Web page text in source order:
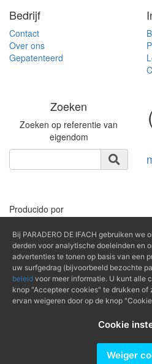
Bedrijf
Contact
Over ons
Gepatenteerd
Zoeken
Zoeken op referentie van
eigendom
Producido por
Bij PARADERO DE IFACH gebruiken
derden voor analytische doeleinden en
advertenties te tonen op basis van een
uw surfgedrag (bijvoorbeeld bezochte
beleid voor meer informatie. U kunt alle
knop "Accepteer cookies" te drukken of
ervan weigeren door op de knop
Cookie
Weiger